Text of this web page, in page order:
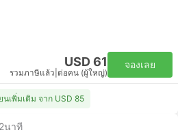
USD 61
รวมภาษีแล้ว ต่อคน (ผู้ใหญ่)
จองเลย
นเพิ่มเติม จาก USD 85
นาที